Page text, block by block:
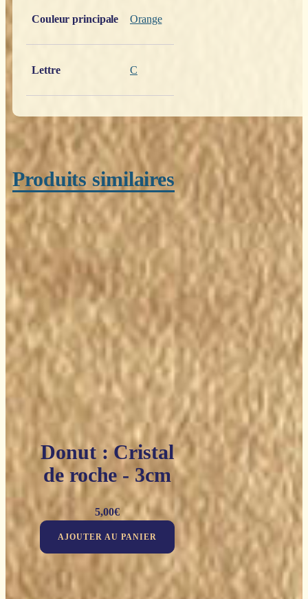
Couleur principale
Orange
Lettre C
Produits similaires
Donut : Cristal
de roche - 3cm
5,00€
AJOUTER AU PANIER